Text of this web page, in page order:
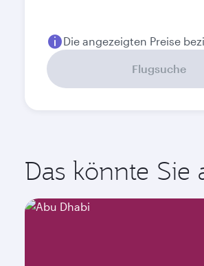
Die angezeigten Preise
Flugsuche
Das könnte Sie